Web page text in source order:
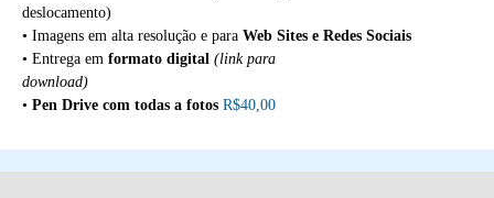
deslocamento)
• Imagens em alta resolução e para Web Sites e Redes Sociais
• Entrega em formato digital (link para
download)
• Pen Drive com todas a fotos R$40,00